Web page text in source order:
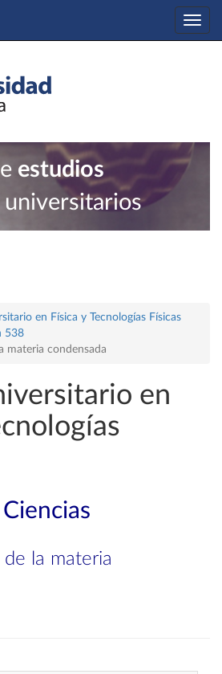
estudios
universitarios
en Física y Tecnologías Físicas
538
materia condensada
en
de la materia